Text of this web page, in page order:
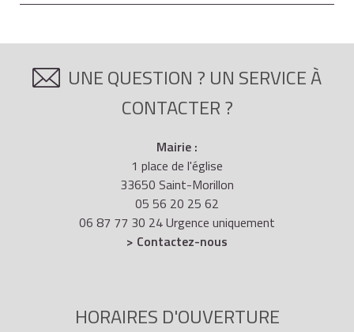
UNE QUESTION ? UN SERVICE À
CONTACTER ?
Mairie :
1 place de l'église
33650 Saint-Morillon
05 56 20 25 62
06 87 77 30 24 Urgence uniquement
> Contactez-nous
HORAIRES D'OUVERTURE